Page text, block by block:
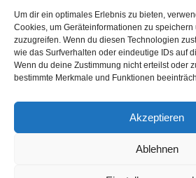
Um dir ein optimales Erlebnis zu bieten,
Cookies, um Geräteinformationen zu
zuzugreifen. Wenn du diesen Technologien
wie das Surfverhalten oder eindeutige IDs auf
Wenn du deine Zustimmung nicht erteilst oder
bestimmte Merkmale und Funktionen
Akzeptieren
Ablehnen
LINKS
Kontakt
Impressum